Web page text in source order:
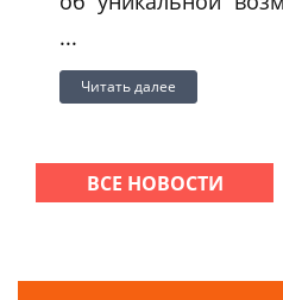
...
Читать далее
ВСЕ НОВОСТИ